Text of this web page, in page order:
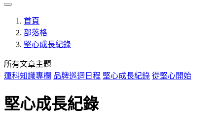
首頁
部落格
堅心成長紀錄
所有文章主題
運科知識專欄 品牌巡迴日程 堅心成長紀錄 從堅心開始
堅心成長紀錄